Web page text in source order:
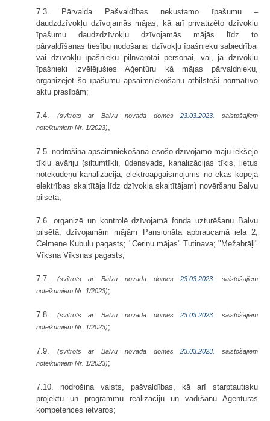
7.3. Pārvalda Pašvaldības nekustamo īpašumu –
daudzdzīvokļu dzīvojamās mājas, kā arī privatizēto dzīvokļu
īpašumu daudzdzīvokļu dzīvojamās mājās līdz to
pārvaldīšanas tiesību nodošanai dzīvokļu īpašnieku sabiedrībai
vai dzīvokļu īpašnieku pilnvarotai personai, vai, ja dzīvokļu
īpašnieki izvēlējušies Aģentūru kā mājas pārvaldnieku,
organizējot šo īpašumu apsaimniekošanu atbilstoši normatīvo
aktu prasībām;
7.4. (svītrots ar Balvu novada domes23.03.2023.
saistošajiem
noteikumiem Nr. 1/2023);
7.5. nodrošina apsaimniekošanā esošo dzīvojamo māju iekšējo
tīklu avāriju (siltumtīkli, ūdensvads, kanalizācijas tīkls, lietus
notekūdeņu kanalizācija, elektroapgaismojums no ēkas kopējā
elektrības skaitītāja līdz dzīvokļa skaitītājam) novēršanu Balvu
pilsētā;
7.6. organizē un kontrolē dzīvojamā fonda uzturēšanu Balvu
pilsētā; dzīvojamām mājām Pansionāta apbraucamā iela 2,
Celmene Kubulu pagasts; "Ceriņu mājas" Tutinava; "Mežabrāļi"
Vīksna Vīksnas pagasts;
7.7. (svītrots ar Balvu novada domes23.03.2023.
saistošajiem
noteikumiem Nr. 1/2023);
7.8. (svītrots ar Balvu novada domes23.03.2023.
saistošajiem
noteikumiem Nr. 1/2023);
7.9. (svītrots ar Balvu novada domes23.03.2023.
saistošajiem
noteikumiem Nr. 1/2023);
7.10. nodrošina valsts, pašvaldības, kā arī starptautisku
projektu un programmu realizāciju un vadīšanu Aģentūras
kompetences ietvaros;